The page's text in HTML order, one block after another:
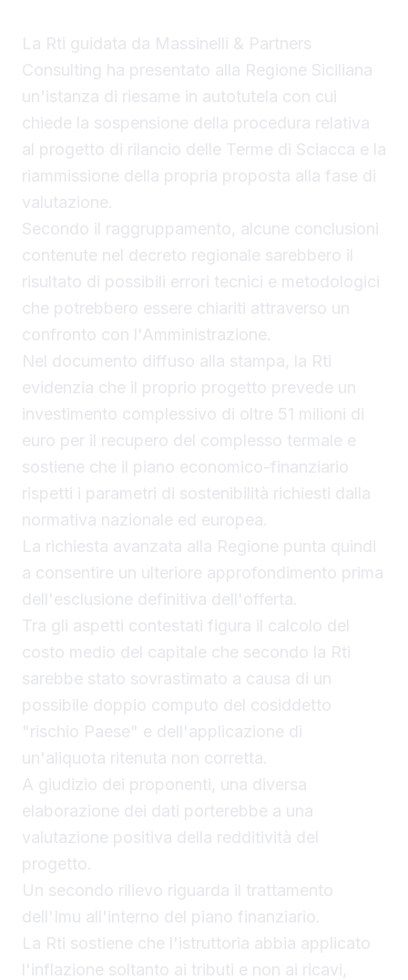
La Rti guidata da Massinelli & Partners
Consulting ha presentato alla Regione Siciliana
un'istanza di riesame in autotutela con cui
chiede la sospensione della procedura relativa
al progetto di rilancio delle Terme di Sciacca e la
riammissione della propria proposta alla fase di
valutazione.
Secondo il raggruppamento, alcune conclusioni
contenute nel decreto regionale sarebbero il
risultato di possibili errori tecnici e metodologici
che potrebbero essere chiariti attraverso un
confronto con l'Amministrazione.
Nel documento diffuso alla stampa, la Rti
evidenzia che il proprio progetto prevede un
investimento complessivo di oltre 51 milioni di
euro per il recupero del complesso termale e
sostiene che il piano economico-finanziario
rispetti i parametri di sostenibilità richiesti dalla
normativa nazionale ed europea.
La richiesta avanzata alla Regione punta quindi
a consentire un ulteriore approfondimento prima
dell'esclusione definitiva dell'offerta.
Tra gli aspetti contestati figura il calcolo del
costo medio del capitale che secondo la Rti
sarebbe stato sovrastimato a causa di un
possibile doppio computo del cosiddetto
"rischio Paese" e dell'applicazione di
un'aliquota ritenuta non corretta.
A giudizio dei proponenti, una diversa
elaborazione dei dati porterebbe a una
valutazione positiva della redditività del
progetto.
Un secondo rilievo riguarda il trattamento
dell'Imu all'interno del piano finanziario.
La Rti sostiene che l'istruttoria abbia applicato
l'inflazione soltanto ai tributi e non ai ricavi,